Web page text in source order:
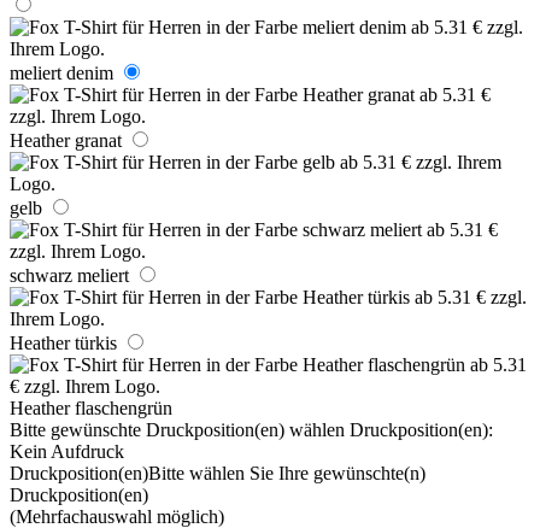
meliert denim
Heather granat
gelb
schwarz meliert
Heather türkis
Heather flaschengrün
Bitte gewünschte Druckposition(en) wählen Druckposition(en):
Kein Aufdruck
Druckposition(en)Bitte wählen Sie Ihre gewünschte(n)
Druckposition(en)
(Mehrfachauswahl möglich)